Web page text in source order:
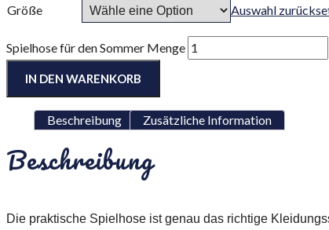
Größe Auswahl
Spielhose für den Sommer Menge
IN DEN WARENKORB
Beschreibung Zusätzliche Information
Beschreibung
Die praktische Spielhose ist genau das richtige